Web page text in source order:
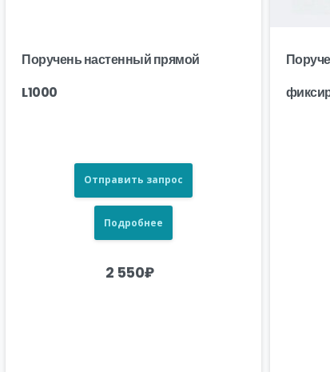
Поручень настенный прямой
L1000
Отправить запрос
Подробнее
2 550₽